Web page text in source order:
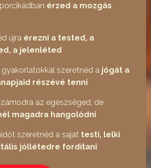
érzed a mozgás
újra érezni a tested, a
a jelenléted
gyakorlatokkal szeretnéd a jógát a
részévé tenni
az egészséged, de
magadra hangolódni
szeretnéd a saját testi, lelki
jóllétedre fordítani